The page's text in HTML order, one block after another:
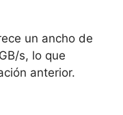
un ancho de
s, lo que
anterior.